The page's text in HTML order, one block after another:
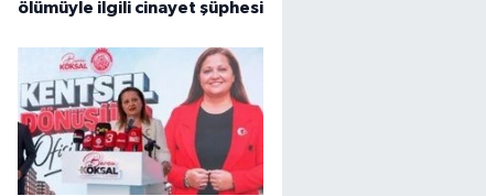
ölümüyle ilgili cinayet şüphesi